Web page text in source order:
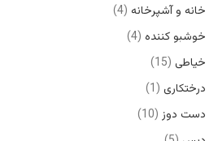
خانه و آشپرخانه 4
خوشبو کننده 4
خیاطی 15
درختکاری 1
دست دوز 10